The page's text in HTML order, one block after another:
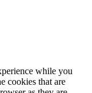
while you
cookies that are